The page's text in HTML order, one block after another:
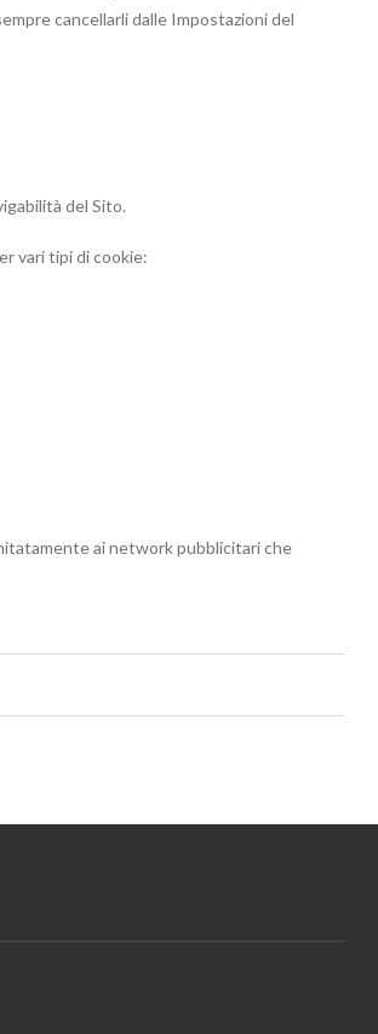
cancellarli dalle Impostazioni del
del Sito.
vari tipi di cookie:
ai network pubblicitari che